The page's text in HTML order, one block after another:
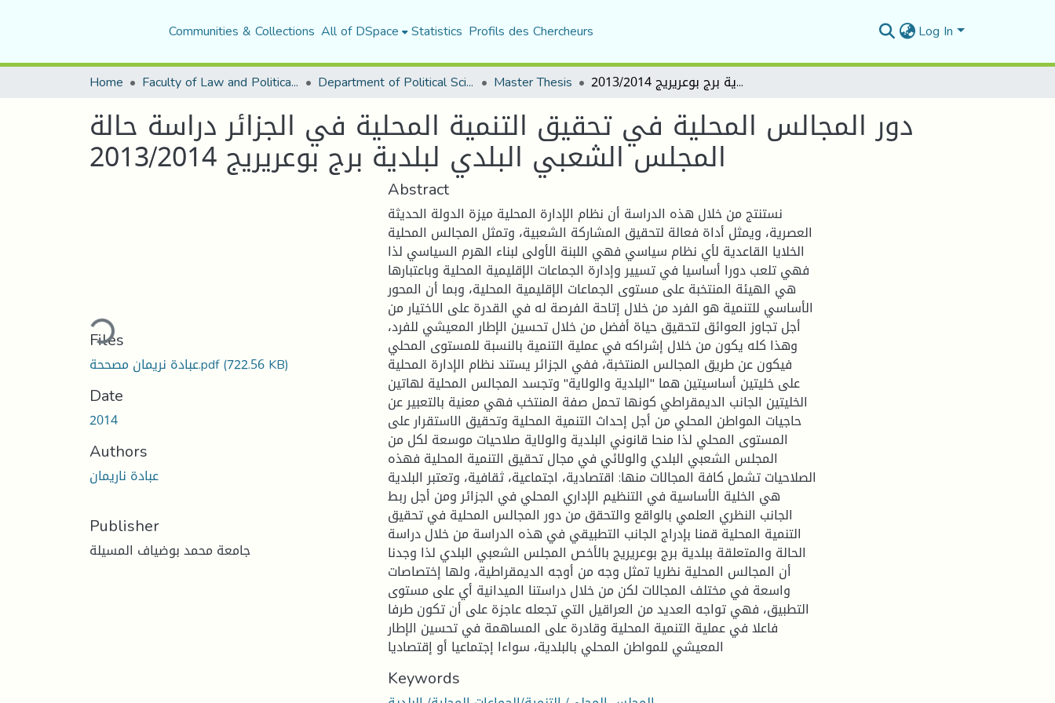
Communities & Collections All of DSpace Statistics Profils des Chercheurs Log In
Home Faculty of Law and Political Science Department of Political Sciences Master Thesis دور المجالس المحلية في تحقيق التنمية المحلية في الجزائر دراسة حالة المجلس الشعبي البلدي لبلدية برج بوعريريج 2013/2014
دور المجالس المحلية في تحقيق التنمية المحلية في الجزائر دراسة حالة
المجلس الشعبي البلدي لبلدية برج بوعريريج 2013/2014
Loading...
Files
عبادة نريمان مصححة.pdf(722.56 KB)
Date
2014
Authors
عبادة ناريمان
Publisher
جامعة محمد بوضياف المسيلة
Abstract
نستنتج من خلال هذه الدراسة أن نظام الإدارة المحلية ميزة الدولة الحديثة
العصرية، ويمثل أداة فعالة لتحقيق المشاركة الشعبية، وتمثل المجالس المحلية
الخلايا القاعدية لأي نظام سياسي فهي اللبنة الأولى لبناء الهرم السياسي لذا
فهي تلعب دورا أساسيا في تسيير وإدارة الجماعات الإقليمية المحلية وباعتبارها
هي الهيئة المنتخبة على مستوى الجماعات الإقليمية المحلية، وبما أن المحور
الأساسي للتنمية هو الفرد من خلال إتاحة الفرصة له في القدرة على الاختيار من
أجل تجاوز العوائق لتحقيق حياة أفضل من خلال تحسين الإطار المعيشي للفرد،
وهذا كله يكون من خلال إشراكه في عملية التنمية بالنسبة للمستوى المحلي
فيكون عن طريق المجالس المنتخبة، ففي الجزائر يستند نظام الإدارة المحلية
على خليتين أساسيتين هما "البلدية والولاية" وتجسد المجالس المحلية لهاتين
الخليتين الجانب الديمقراطي كونها تحمل صفة المنتخب فهي معنية بالتعبير عن
حاجيات المواطن المحلي من أجل إحداث التنمية المحلية وتحقيق الاستقرار على
المستوى المحلي لذا منحا قانوني البلدية والولاية صلاحيات موسعة لكل من
المجلس الشعبي البلدي والولائي في مجال تحقيق التنمية المحلية فهذه
الصلاحيات تشمل كافة المجالات منها: اقتصادية، اجتماعية، ثقافية، وتعتبر البلدية
هي الخلية الأساسية في التنظيم الإداري المحلي في الجزائر ومن أجل ربط
الجانب النظري العلمي بالواقع والتحقق من دور المجالس المحلية في تحقيق
التنمية المحلية قمنا بإدراج الجانب التطبيقي في هذه الدراسة من خلال دراسة
الحالة والمتعلقة ببلدية برج بوعريريج بالأخص المجلس الشعبي البلدي لذا وجدنا
أن المجالس المحلية نظريا تمثل وجه من أوجه الديمقراطية، ولها إختصاصات
واسعة في مختلف المجالات لكن من خلال دراستنا الميدانية أي على مستوى
التطبيق، فهي تواجه العديد من العراقيل التي تجعله عاجزة على أن تكون طرفا
فاعلا في عملية التنمية المحلية وقادرة على المساهمة في تحسين الإطار
المعيشي للمواطن المحلي بالبلدية، سواءا إجتماعيا أو إقتصاديا
Keywords